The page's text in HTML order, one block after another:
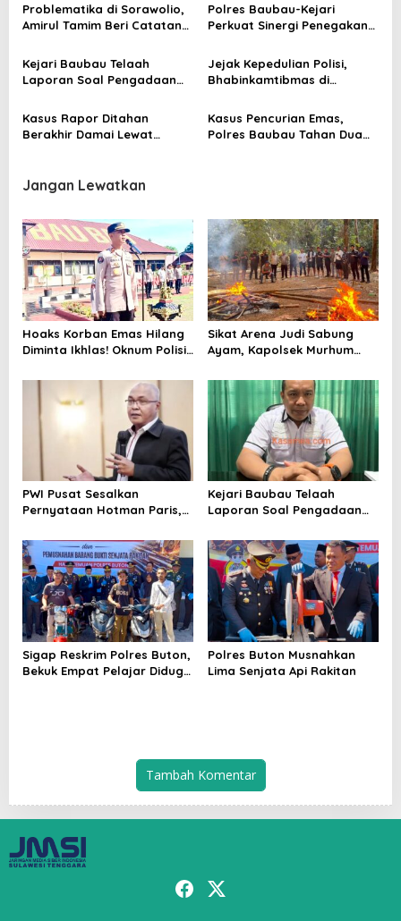
p
s
Problematika di Sorawolio,
Amirul Tamim Beri Catatan
Daerah
Polres Baubau-Kejari
Perkuat Sinergi Penegakan
Kejari Baubau Telaah
Laporan Soal Pengadaan
Jejak Kepedulian Polisi,
Bhabinkamtibmas di
hingga ke Tengah Hutan
Kasus Rapor Ditahan
Berakhir Damai Lewat
Kasus Pencurian Emas,
Polres Baubau Tahan Dua
Jangan Lewatkan
Hoaks Korban Emas Hilang
Diminta Ikhlas! Oknum Polisi
Sikat Arena Judi Sabung
Ayam, Kapolsek Murhum
Bagi Perjudian
PWI Pusat Sesalkan
Pernyataan Hotman Paris,
Wartawan dan
Kemerdekaan Pers
Kejari Baubau Telaah
Laporan Soal Pengadaan
Sigap Reskrim Polres Buton,
Bekuk Empat Pelajar Diduga
Polres Buton Musnahkan
Lima Senjata Api Rakitan
Tambah Komentar